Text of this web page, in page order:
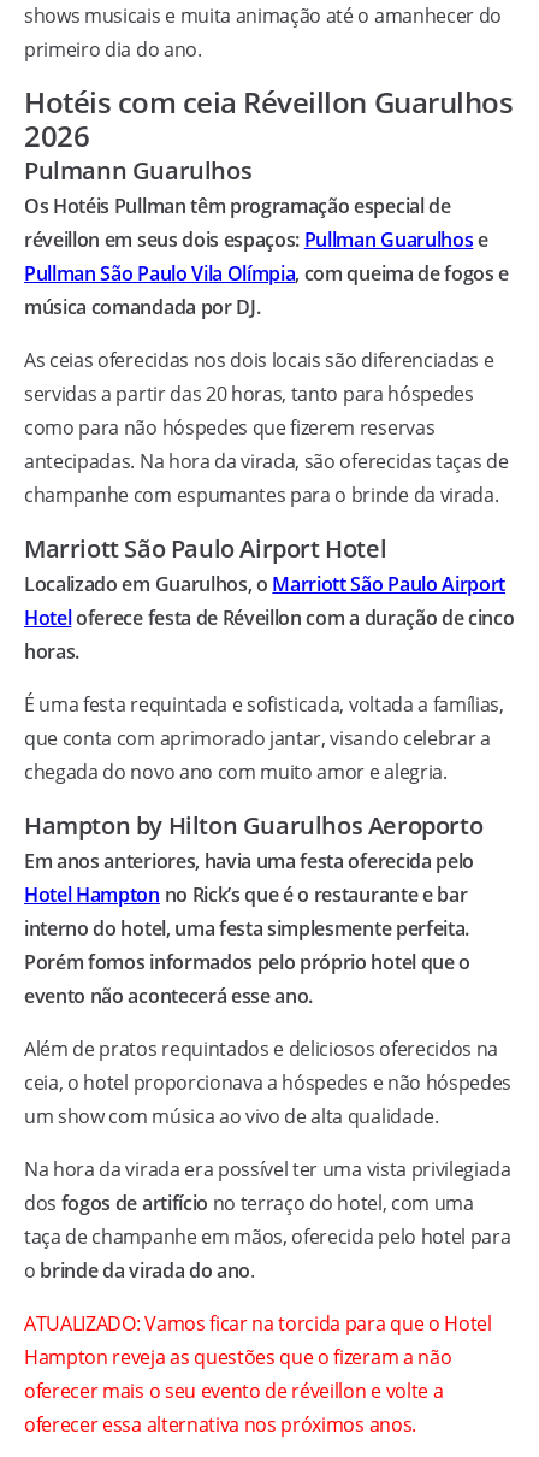
shows musicais e muita animação até o amanhecer do
primeiro dia do ano.
Hotéis com ceia Réveillon Guarulhos
2026
Pulmann Guarulhos
Os Hotéis Pullman têm programação especial de
réveillon em seus dois espaços: Pullman Guarulhose
Pullman São Paulo Vila Olímpia, com queima de fogos e
música comandada por DJ.
As ceias oferecidas nos dois locais são diferenciadas e
servidas a partir das 20 horas, tanto para hóspedes
como para não hóspedes que fizerem reservas
antecipadas. Na hora da virada, são oferecidas taças de
champanhe com espumantes para o brinde da virada.
Marriott São Paulo Airport Hotel
Localizado em Guarulhos, o Marriott São Paulo Airport
Hoteloferece festa de Réveillon com a duração de cinco
horas.
É uma festa requintada e sofisticada, voltada a famílias,
que conta com aprimorado jantar, visando celebrar a
chegada do novo ano com muito amor e alegria.
Hampton by Hilton Guarulhos Aeroporto
Em anos anteriores, havia uma festa oferecida pelo
Hotel Hampton no Rick’s que é o restaurante e bar
interno do hotel, uma festa simplesmente perfeita.
Porém fomos informados pelo próprio hotel que o
evento não acontecerá esse ano.
Além de pratos requintados e deliciosos oferecidos na
ceia, o hotel proporcionava a hóspedes e não hóspedes
um show com música ao vivo de alta qualidade.
Na hora da virada era possível ter uma vista privilegiada
dos fogos de artifício no terraço do hotel, com uma
taça de champanhe em mãos, oferecida pelo hotel para
o brinde da virada do ano.
ATUALIZADO: Vamos ficar na torcida para que o Hotel
Hampton reveja as questões que o fizeram a não
oferecer mais o seu evento de réveillon e volte a
oferecer essa alternativa nos próximos anos.